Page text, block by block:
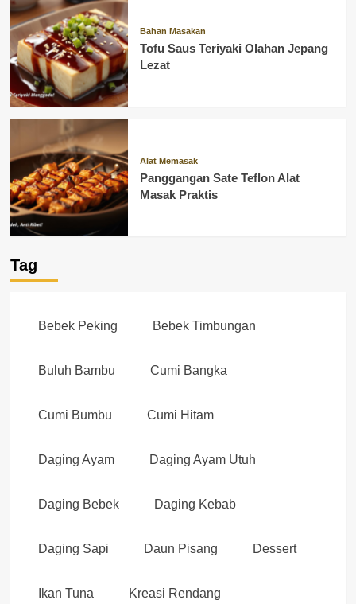
Bahan Masakan
Tofu Saus Teriyaki Olahan Jepang
Lezat
Alat Memasak
Panggangan Sate Teflon Alat
Masak Praktis
Tag
Bebek Peking Bebek Timbungan
Buluh Bambu Cumi Bangka
Cumi Bumbu Cumi Hitam
Daging Ayam Daging Ayam Utuh
Daging Bebek Daging Kebab
Daging Sapi Daun Pisang Dessert
Ikan Tuna Kreasi Rendang